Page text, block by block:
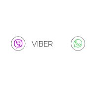
VIBER